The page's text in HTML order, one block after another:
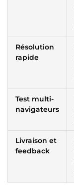
Résolution
rapide
Test multi-
navigateurs
Livraison et
feedback